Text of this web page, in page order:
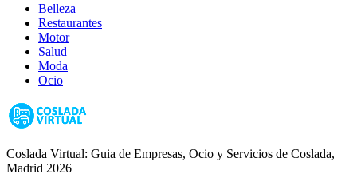
Belleza
Restaurantes
Motor
Salud
Moda
Ocio
Coslada Virtual: Guia de Empresas, Ocio y Servicios de Coslada,
Madrid 2026